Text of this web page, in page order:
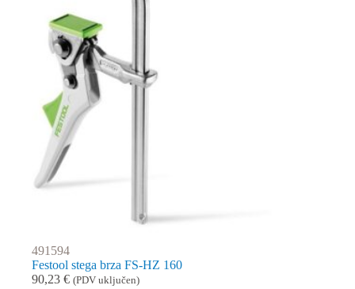
491594
Festool stega brza FS-HZ 160
90,23 € (PDV uključen)